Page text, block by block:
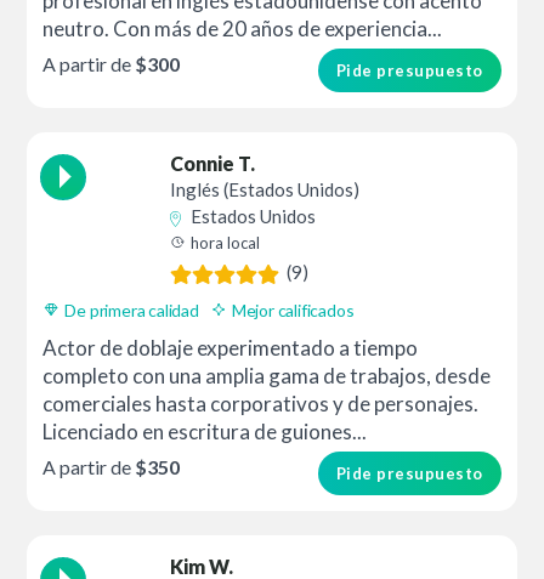
neutro. Con más de 20 años de experiencia...
Pide presupuesto
A partir de $300
Connie T.
Inglés (Estados Unidos)
Estados Unidos
hora local
(9)
De primera calidad Mejor calificados
Actor de doblaje experimentado a tiempo
completo con una amplia gama de trabajos, desde
comerciales hasta corporativos y de personajes.
Licenciado en escritura de guiones...
Pide presupuesto
A partir de $350
Kim W.